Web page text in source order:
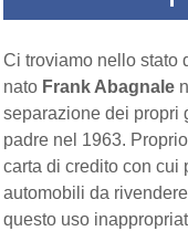
Ci troviamo nello stato
nato Frank Abagnale
separazione dei propri
padre nel 1963.
carta di credito con cui
automobili da
questo uso